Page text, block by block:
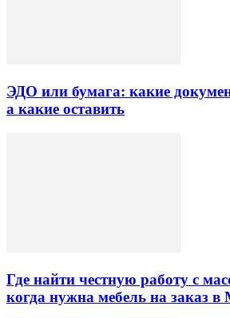
ЭДО или бумага: какие
а какие оставить
Где найти честную работу с
когда нужна мебель на заказ в